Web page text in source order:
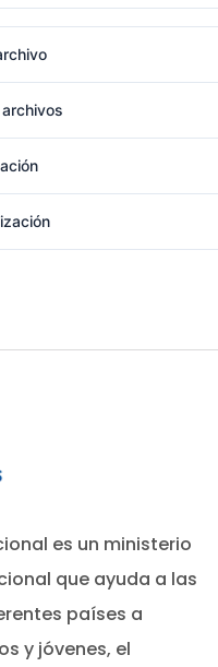
es un ministerio
que ayuda a las
países a
y jóvenes, el